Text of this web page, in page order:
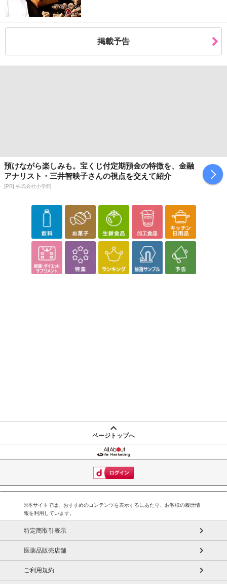
掲載予告
預けながら楽しみも。宝くじ付定期預金の特徴を、金融
アナリスト・三井智映子さんの視点を交えて紹介
[PR] 株式会社小学館
ページトップへ
※本サイトでは、おすすめのコンテンツを表示するにあたり、お客様の履歴情
報を利用しています。
特定商取引表示
医薬品販売店舗
ご利用規約